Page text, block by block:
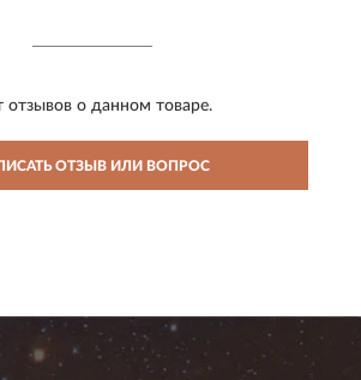
отзывов о данном товаре.
ОТЗЫВ ИЛИ ВОПРОС